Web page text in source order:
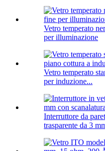
Vetro temperato
per illuminazione
Vetro temperato
per induzione...
Interruttore da
trasparente da 3